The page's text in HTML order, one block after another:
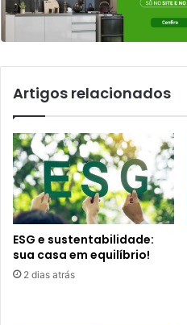
Artigos relacionados
ESG e sustentabilidade:
sua casa em equilíbrio!
2 dias atrás